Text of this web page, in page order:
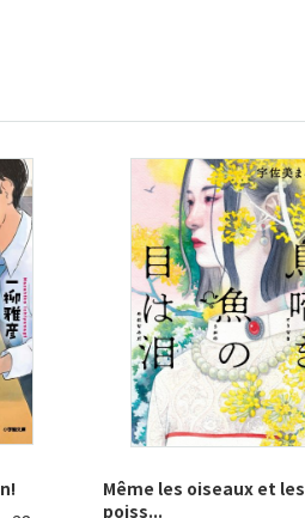
Même les oiseaux et les
poiss...